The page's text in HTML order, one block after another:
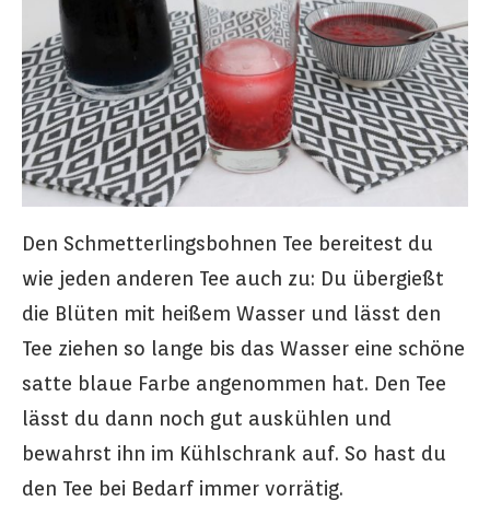
Den Schmetterlingsbohnen Tee bereitest du
wie jeden anderen Tee auch zu: Du übergießt
die Blüten mit heißem Wasser und lässt den
Tee ziehen so lange bis das Wasser eine schöne
satte blaue Farbe angenommen hat. Den Tee
lässt du dann noch gut auskühlen und
bewahrst ihn im Kühlschrank auf. So hast du
den Tee bei Bedarf immer vorrätig.